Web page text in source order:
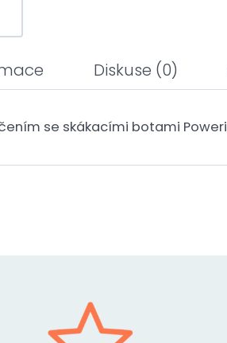
Diskuse (0)
se skákacími botami